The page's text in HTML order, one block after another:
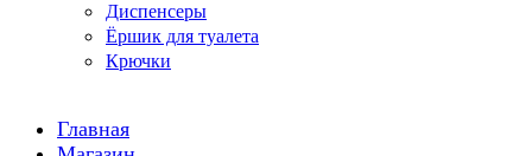
Диспенсеры
Ёршик для туалета
Крючки
Главная